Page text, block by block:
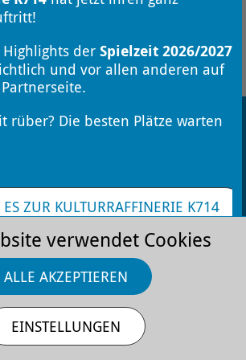
Datenschutz
der Spielzeit 2026/2027
und vor allen anderen auf
rüber? Die besten Plätze warten
ZUR KULTURRAFFINERIE K714
verwendet Cookies
ALLE AKZEPTIEREN
EINSTELLUNGEN